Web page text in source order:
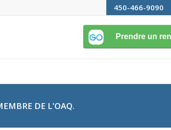
450-466-9090
DE L'OAQ.